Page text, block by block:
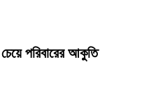
পরিবারের আকুতি